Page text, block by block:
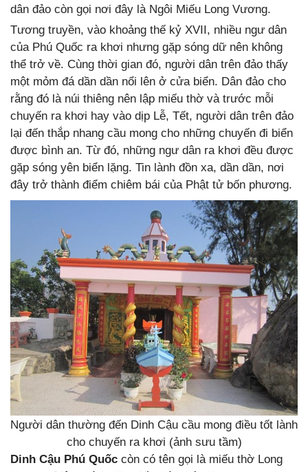
dân đảo còn gọi nơi đây là Ngôi Miếu Long Vương.
Tương truyền, vào khoảng thế kỷ XVII, nhiều ngư dân
của Phú Quốc ra khơi nhưng gặp sóng dữ nên không
thể trở về. Cùng thời gian đó, người dân trên đảo thấy
một mỏm đá dần dần nổi lên ở cửa biển. Dân đảo cho
rằng đó là núi thiêng nên lập miếu thờ và trước mỗi
chuyến ra khơi hay vào dịp Lễ, Tết, người dân trên đảo
lại đến thắp nhang cầu mong cho những chuyến đi biển
được bình an. Từ đó, những ngư dân ra khơi đều được
gặp sóng yên biển lặng. Tin lành đồn xa, dần dần, nơi
đây trở thành điểm chiêm bái của Phật tử bốn phương.
Người dân thường đến Dinh Cậu cầu mong điều tốt lành
cho chuyến ra khơi (ảnh sưu tầm)
Dinh Cậu Phú Quốc còn có tên gọi là miếu thờ Long